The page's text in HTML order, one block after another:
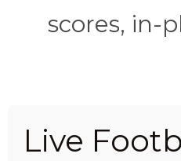
scores, in-
Live